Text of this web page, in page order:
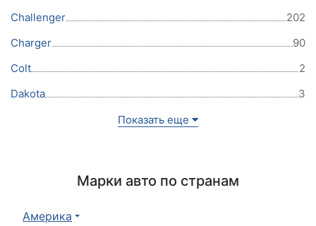
Challenger
202
Charger
90
Colt
2
Dakota
3
Показать еще
Марки авто по странам
Америка